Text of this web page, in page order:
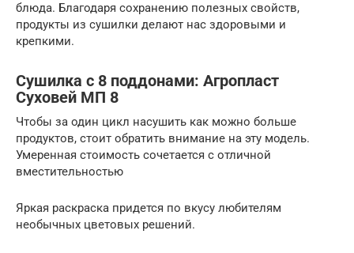
блюда. Благодаря сохранению полезных свойств,
продукты из сушилки делают нас здоровыми и
крепкими.
Сушилка с 8 поддонами: Агропласт
Суховей МП 8
Чтобы за один цикл насушить как можно больше
продуктов, стоит обратить внимание на эту модель.
Умеренная стоимость сочетается с отличной
вместительностью
Яркая раскраска придется по вкусу любителям
необычных цветовых решений.